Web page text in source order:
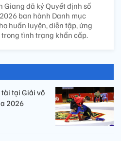
Giang đã ký Quyết định số
ban hành Danh mục
huấn luyện, diễn tập, ứng
tình trạng khẩn cấp.
tại Giải vô
2026